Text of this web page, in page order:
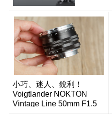
小巧、迷人、銳利！
Voigtlander NOKTON
Vintage Line 50mm F1.5
ASPH II